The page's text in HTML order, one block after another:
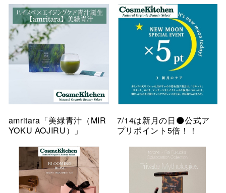
amritara「美緑青汁（MIR
YOKU AOJIRU）」
7/14は新月の日🌑公式ア
プリポイント5倍！！